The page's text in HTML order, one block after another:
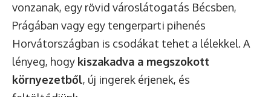
vonzanak, egy rövid városlátogatás Bécsben,
Prágában vagy egy tengerparti pihenés
Horvátországban is csodákat tehet a lélekkel. A
lényeg, hogy kiszakadva a megszokott
környezetből, új ingerek érjenek, és